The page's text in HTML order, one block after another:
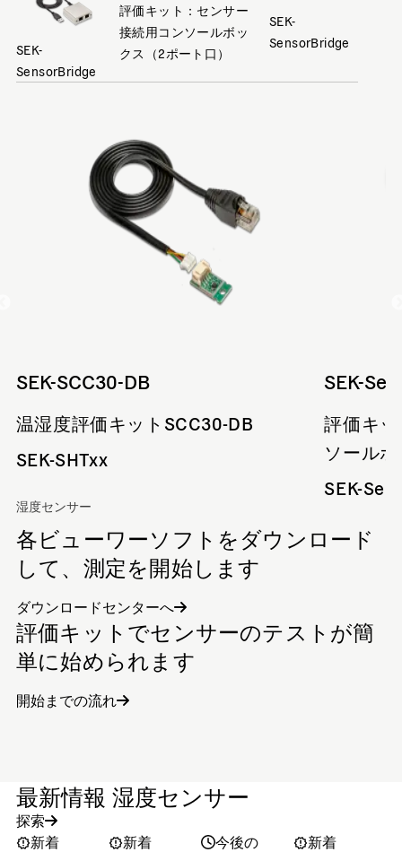
SEK-
SensorBridge
評価キット：センサー
接続用コンソールボッ
クス（2ポート口）
SEK-
SensorBridge
SEK-SCC30-DB
温湿度評価キットSCC30-DB
SEK-SHTxx
湿度センサー
SEK-
評価キ
ソール
SEK-
各ビューワーソフトをダウンロード
して、測定を開始します
ダウンロードセンターへ
評価キットでセンサーのテストが簡
単に始められます
開始までの流れ
最新情報 湿度センサー
探索
新着
新着
今後の
新着